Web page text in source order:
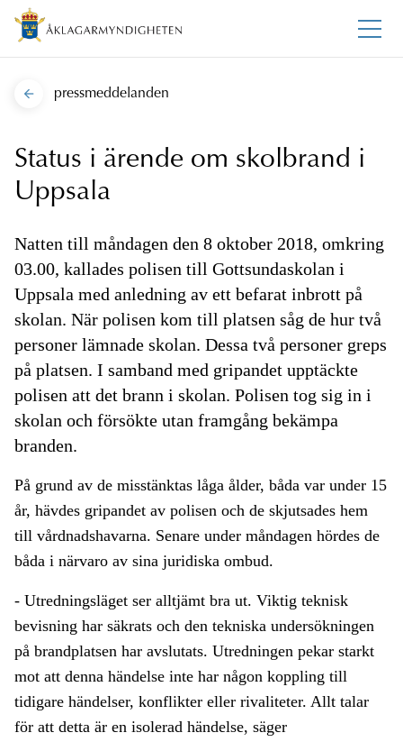
pressmeddelanden
Status i ärende om skolbrand i
Uppsala
Natten till måndagen den 8 oktober 2018, omkring
03.00, kallades polisen till Gottsundaskolan i
Uppsala med anledning av ett befarat inbrott på
skolan. När polisen kom till platsen såg de hur två
personer lämnade skolan. Dessa två personer greps
på platsen. I samband med gripandet upptäckte
polisen att det brann i skolan. Polisen tog sig in i
skolan och försökte utan framgång bekämpa
branden.
På grund av de misstänktas låga ålder, båda var under 15
år, hävdes gripandet av polisen och de skjutsades hem
till vårdnadshavarna. Senare under måndagen hördes de
båda i närvaro av sina juridiska ombud.
- Utredningsläget ser alltjämt bra ut. Viktig teknisk
bevisning har säkrats och den tekniska undersökningen
på brandplatsen har avslutats. Utredningen pekar starkt
mot att denna händelse inte har någon koppling till
tidigare händelser, konflikter eller rivaliteter. Allt talar
för att detta är en isolerad händelse, säger